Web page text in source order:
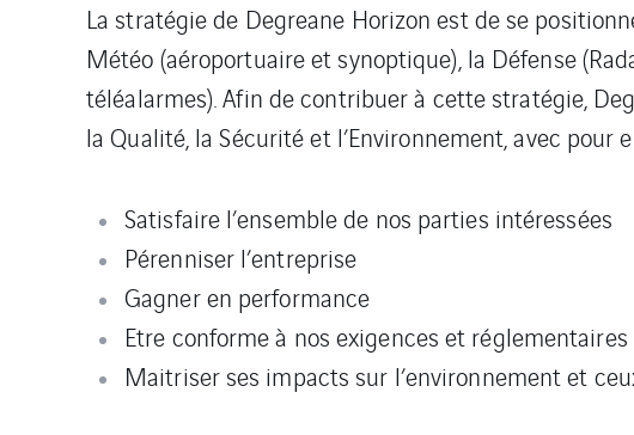
La stratégie de Degreane Horizon est de se
Météo (aéroportuaire et synoptique), la Défense
téléalarmes). Afin de contribuer à cette stratégie,
la Qualité, la Sécurité et l’Environnement, avec pour
Satisfaire l’ensemble de nos parties intéressées
Pérenniser l’entreprise
Gagner en performance
Etre conforme à nos exigences et réglementaires
Maitriser ses impacts sur l’environnement et